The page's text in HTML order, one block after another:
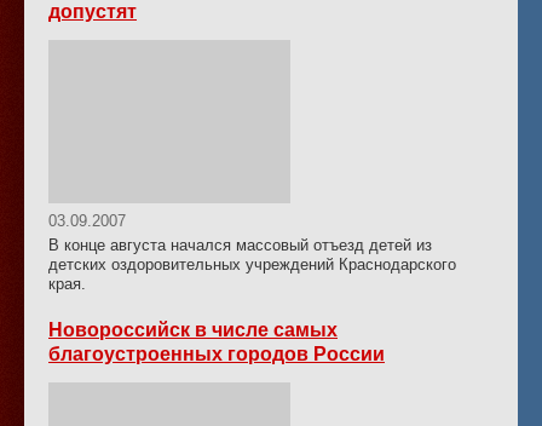
допустят
03.09.2007
В конце августа начался массовый отъезд детей из
детских оздоровительных учреждений Краснодарского
края.
Новороссийск в числе самых
благоустроенных городов России